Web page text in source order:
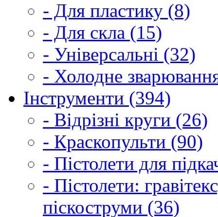
- Для пластику (8)
- Для скла (15)
- Універсальні (32)
- Холодне
Інструменти (394)
- Відрізні круги (26)
- Краскопульти (90)
- Пістолети для
- Пістолети:
піскоструми (36)